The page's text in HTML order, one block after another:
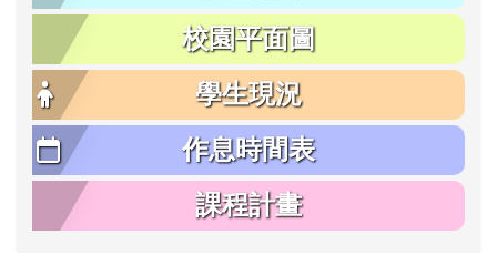
校園平面圖
學生現況
作息時間表
課程計畫